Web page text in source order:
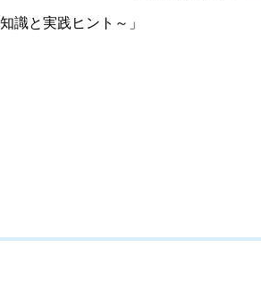
識と実践ヒント～」